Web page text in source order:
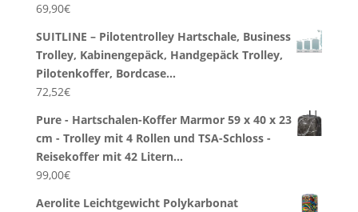
69,90€
SUITLINE – Pilotentrolley Hartschale, Business
Trolley, Kabinengepäck, Handgepäck Trolley,
Pilotenkoffer, Bordcase…
72,52€
Pure - Hartschalen-Koffer Marmor 59 x 40 x 23
cm - Trolley mit 4 Rollen und TSA-Schloss -
Reisekoffer mit 42 Litern…
99,00€
Aerolite Leichtgewicht Polykarbonat